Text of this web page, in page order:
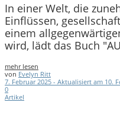
In einer Welt, die
Einflüssen,
einem
wird, lädt das Buch
mehr lesen
von Evelyn Ritt
7. Februar 2025 - Aktualisiert am 10.
0
Artikel